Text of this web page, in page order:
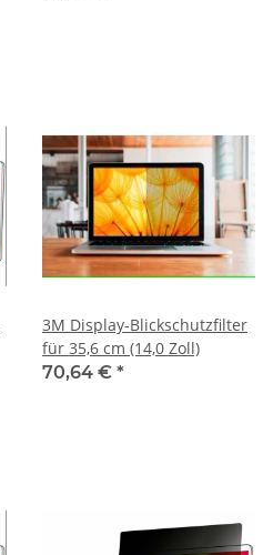
3M Display-Blickschutzfilter
für 35,6 cm (14,0 Zoll)
70,64 € *